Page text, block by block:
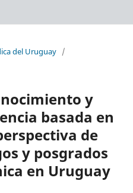
del Uruguay /
y
basada en
de
y posgrados
en Uruguay